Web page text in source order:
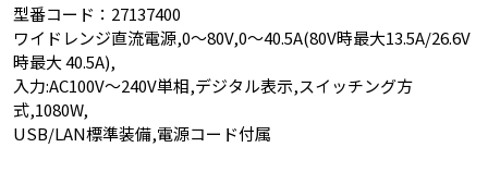
型番コード：27137400
ワイドレンジ直流電源,0～80V,0～40.5A(80V時最大13.5A/26.6V
時最大 40.5A),
入力:AC100V～240V単相,デジタル表示,スイッチング方
式,1080W,
USB/LAN標準装備,電源コード付属